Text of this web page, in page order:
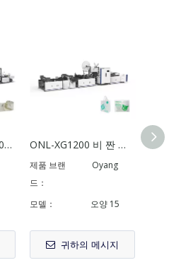
Oyang 15 C700/800 비 직물 D- 컷 백 제조 기계
Oyang 15 XB 700/800 부직포 5 in 1 가방 만들기 기계(핸들 포함) 온라인 ONL-XG1200 비 짠 더블 사이드 스티칭 재봉 및 절단기
제품 브랜
드：
Oyang
모델： 오양 15
귀하의 메시지